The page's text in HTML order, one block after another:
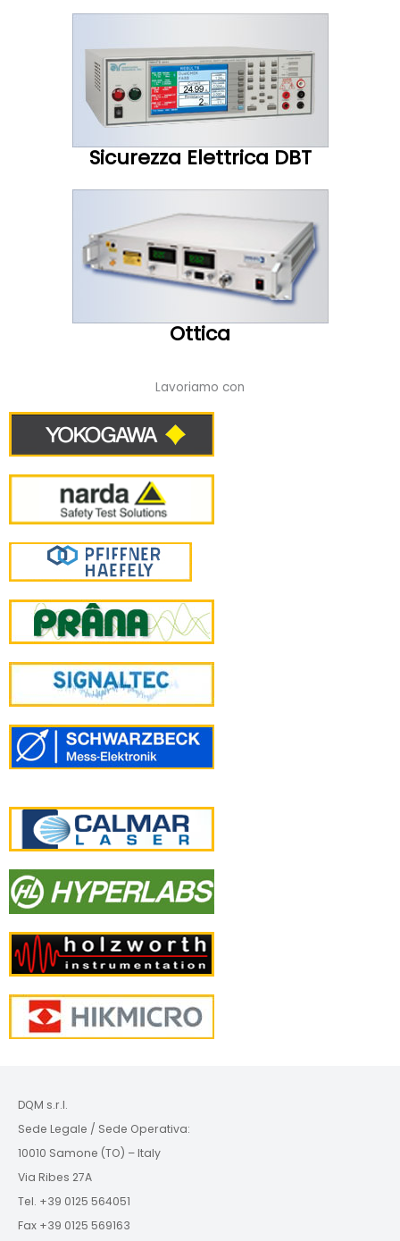
Sicurezza Elettrica DBT
Ottica
Lavoriamo con
DQM s.r.l.
Sede Legale / Sede Operativa:
10010 Samone (TO) – Italy
Via Ribes 27A
Tel. +39 0125 564051
Fax +39 0125 569163